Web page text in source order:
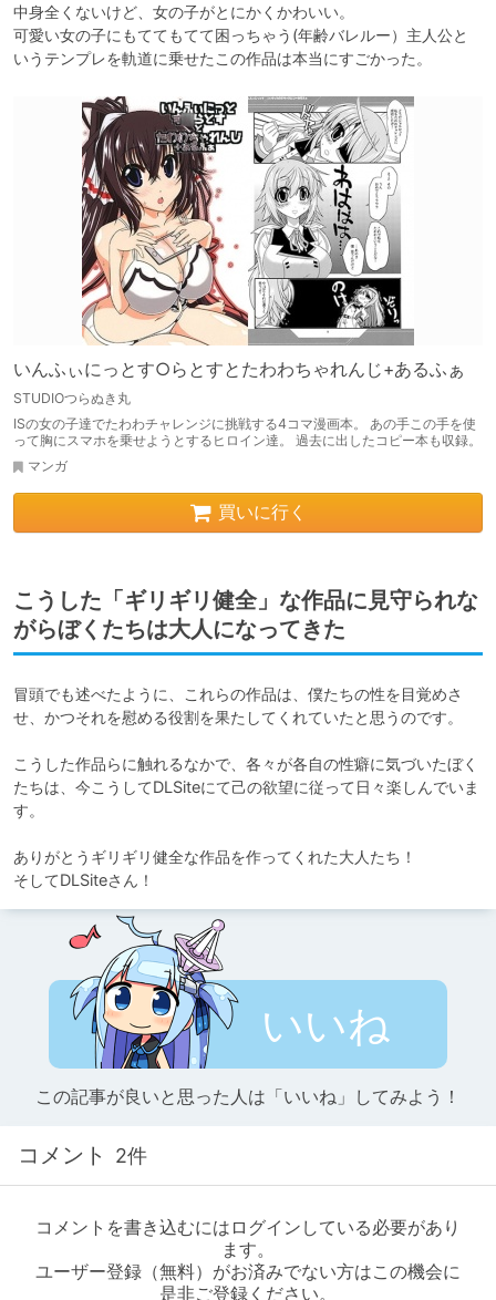
中身全くないけど、女の子がとにかくかわいい。
可愛い女の子にもててもてて困っちゃう(年齢バレルー）主人公と
いうテンプレを軌道に乗せたこの作品は本当にすごかった。
いんふぃにっとす○らとすとたわわちゃれんじ+あるふぁ
STUDIOつらぬき丸
ISの女の子達でたわわチャレンジに挑戦する4コマ漫画本。 あの手この手を使
って胸にスマホを乗せようとするヒロイン達。 過去に出したコピー本も収録。
マンガ
買いに行く
こうした「ギリギリ健全」な作品に見守られな
がらぼくたちは大人になってきた
冒頭でも述べたように、これらの作品は、僕たちの性を目覚めさ
せ、かつそれを慰める役割を果たしてくれていたと思うのです。
こうした作品らに触れるなかで、各々が各自の性癖に気づいたぼく
たちは、今こうしてDLSiteにて己の欲望に従って日々楽しんでいま
す。
ありがとうギリギリ健全な作品を作ってくれた大人たち！
そしてDLSiteさん！
いいね
この記事が良いと思った人は「いいね」してみよう！
コメント 2件
コメントを書き込むにはログインしている必要があり
ます。
ユーザー登録（無料）がお済みでない方はこの機会に
是非ご登録ください。